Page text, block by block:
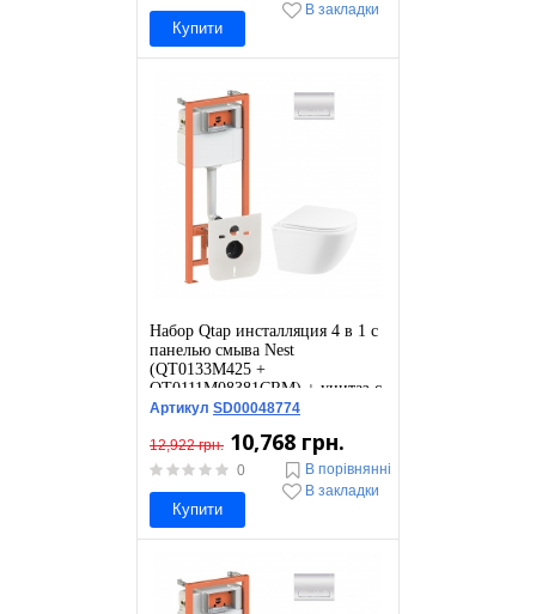
Купити
В закладки
Набор Qtap инсталляция 4 в 1 с
панелью смыва Nest
(QT0133M425 +
QT0111M08381CRM) + унитаз с
сиденьем Robin QT1333046ERW
Артикул SD00048774
12,922 грн. 10,768 грн.
0
Купити
В порівнянні
В закладки